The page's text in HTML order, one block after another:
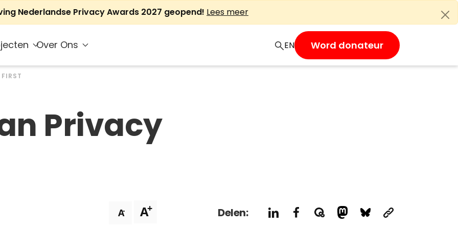
Nederlandse Privacy Awards 2027 geopend! Lees meer
Over Ons EN Word donateur
Privacy
A- A+ Delen: